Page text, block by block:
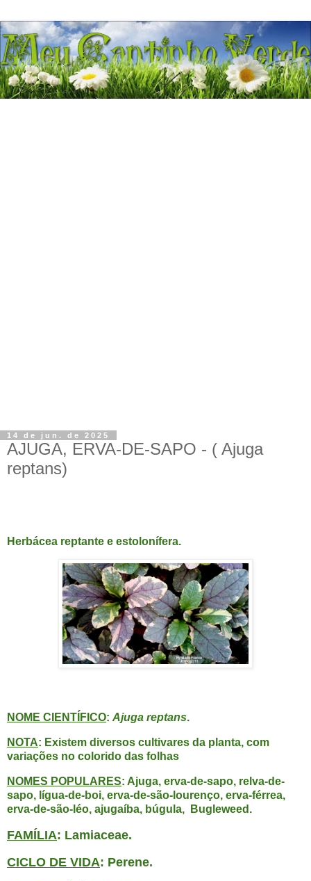
14 de jun. de 2025
AJUGA, ERVA-DE-SAPO - ( Ajuga
reptans)
Herbácea reptante e estolonífera.
NOME CIENTÍFICO: Ajuga reptans.
NOTA: Existem diversos cultivares da planta, com
variações no colorido das folhas
NOMES POPULARES: Ajuga, erva-de-sapo, relva-de-
sapo, lígua-de-boi, erva-de-são-lourenço, erva-férrea,
erva-de-são-léo, ajugaíba, búgula, Bugleweed.
FAMÍLIA: Lamiaceae.
CICLO DE VIDA: Perene.